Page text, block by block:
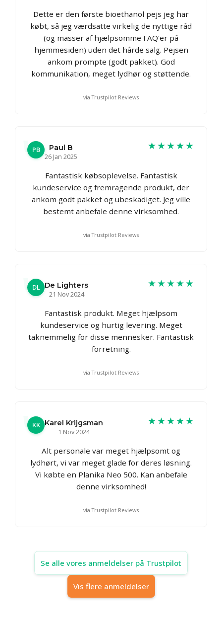
Dette er den første bioethanol pejs jeg har
købt, så jeg værdsatte virkelig de nyttige råd
(og masser af hjælpsomme FAQ'er på
hjemmesiden) uden det hårde salg. Pejsen
ankom prompte (godt pakket). God
kommunikation, meget lydhør og støttende.
via Trustpilot Reviews
PB
Paul B
26 Jan 2025
★★★★★
Fantastisk købsoplevelse. Fantastisk
kundeservice og fremragende produkt, der
ankom godt pakket og ubeskadiget. Jeg ville
bestemt anbefale denne virksomhed.
via Trustpilot Reviews
DL De Lighters
21 Nov 2024
★★★★★
Fantastisk produkt. Meget hjælpsom
kundeservice og hurtig levering. Meget
taknemmelig for disse mennesker. Fantastisk
forretning.
via Trustpilot Reviews
KK Karel Krijgsman
1 Nov 2024
★★★★★
Alt personale var meget hjælpsomt og
lydhørt, vi var meget glade for deres løsning.
Vi købte en Planika Neo 500. Kan anbefale
denne virksomhed!
via Trustpilot Reviews
Se alle vores anmeldelser på Trustpilot
Vis flere anmeldelser